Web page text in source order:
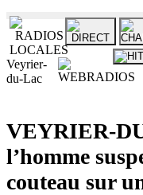
Veyrier-
du-Lac
VEYRIER-
l’homme
couteau sur